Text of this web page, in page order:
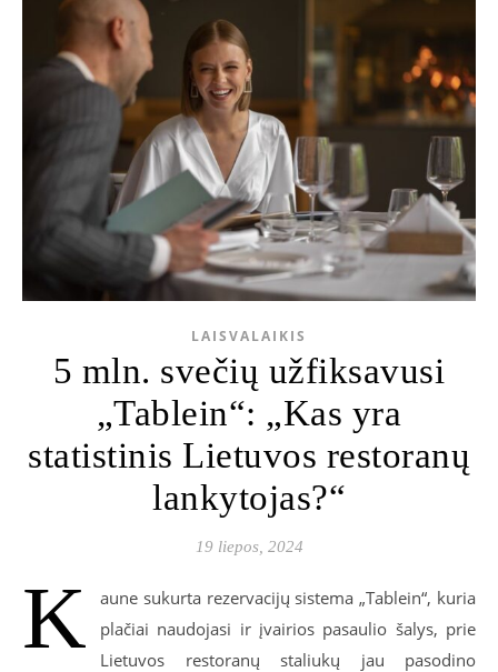
LAISVALAIKIS
5 mln. svečių užfiksavusi
„Tablein“: „Kas yra
statistinis Lietuvos restoranų
lankytojas?“
19 liepos, 2024
K
aune sukurta rezervacijų sistema „Tablein“, kuria
plačiai naudojasi ir įvairios pasaulio šalys, prie
Lietuvos restoranų staliukų jau pasodino